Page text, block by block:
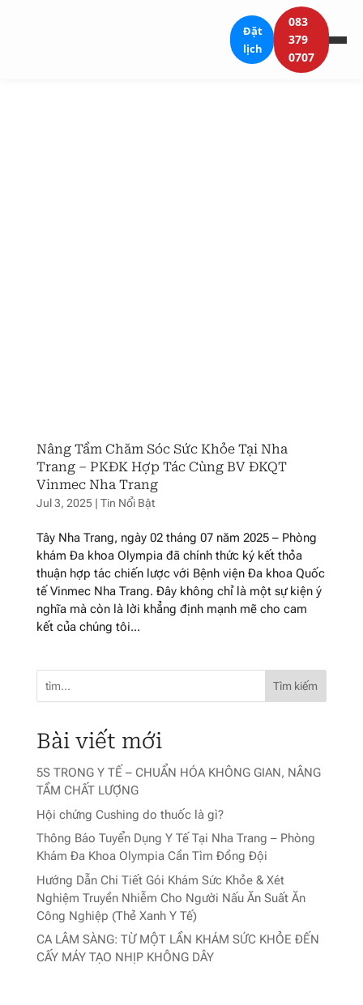
Đặt
lịch
083
379
0707
Nâng Tầm Chăm Sóc Sức Khỏe Tại Nha
Trang – PKĐK Hợp Tác Cùng BV ĐKQT
Vinmec Nha Trang
Jul 3, 2025| Tin Nổi Bật
Tây Nha Trang, ngày 02 tháng 07 năm 2025 – Phòng
khám Đa khoa Olympia đã chính thức ký kết thỏa
thuận hợp tác chiến lược với Bệnh viện Đa khoa Quốc
tế Vinmec Nha Trang. Đây không chỉ là một sự kiện ý
nghĩa mà còn là lời khẳng định mạnh mẽ cho cam
kết của chúng tôi...
Tìm kiếm
Bài viết mới
5S TRONG Y TẾ – CHUẨN HÓA KHÔNG GIAN, NÂNG
TẦM CHẤT LƯỢNG
Hội chứng Cushing do thuốc là gì?
Thông Báo Tuyển Dụng Y Tế Tại Nha Trang – Phòng
Khám Đa Khoa Olympia Cần Tìm Đồng Đội
Hướng Dẫn Chi Tiết Gói Khám Sức Khỏe & Xét
Nghiệm Truyền Nhiễm Cho Người Nấu Ăn Suất Ăn
Công Nghiệp (Thẻ Xanh Y Tế)
CA LÂM SÀNG: TỪ MỘT LẦN KHÁM SỨC KHỎE ĐẾN
CẤY MÁY TẠO NHỊP KHÔNG DÂY